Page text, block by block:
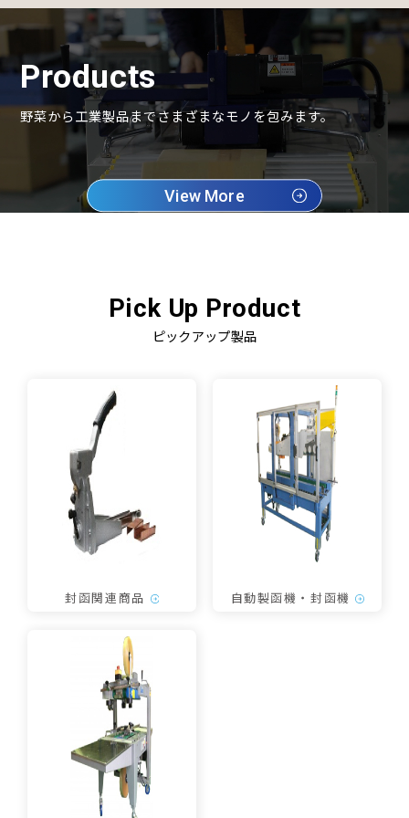
Products
野菜から工業製品までさまざまなモノを包みます。
View More
Pick Up Product
ピックアップ製品
封函関連商品 自動製函機・封函機